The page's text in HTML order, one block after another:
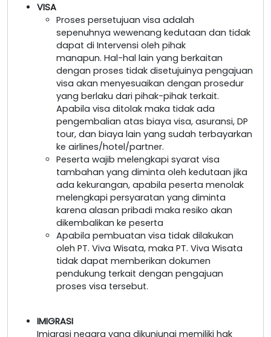
VISA
Proses persetujuan visa adalah
sepenuhnya wewenang kedutaan dan tidak
dapat di Intervensi oleh pihak
manapun. Hal-hal lain yang berkaitan
dengan proses tidak disetujuinya pengajuan
visa akan menyesuaikan dengan prosedur
yang berlaku dari pihak-pihak terkait.
Apabila visa ditolak maka tidak ada
pengembalian atas biaya visa, asuransi, DP
tour, dan biaya lain yang sudah terbayarkan
ke airlines/hotel/partner.
Peserta wajib melengkapi syarat visa
tambahan yang diminta oleh kedutaan jika
ada kekurangan, apabila peserta menolak
melengkapi persyaratan yang diminta
karena alasan pribadi maka resiko akan
dikembalikan ke peserta
Apabila pembuatan visa tidak dilakukan
oleh PT. Viva Wisata, maka PT. Viva Wisata
tidak dapat memberikan dokumen
pendukung terkait dengan pengajuan
proses visa tersebut.
IMIGRASI
Imigrasi negara yang dikunjungi memiliki hak